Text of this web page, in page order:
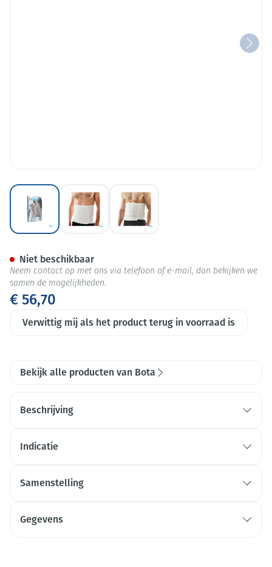
View larger imageView larger imageView larger image
€ 56,70
Verwittig mij als het product terug in voorraad is
Niet beschikbaar
Neem contact op met ons via telefoon of e-mail, dan bekijken we
samen de mogelijkheden.
Bekijk alle producten van Bota
Beschrijving
Indicatie
Samenstelling
Gegevens